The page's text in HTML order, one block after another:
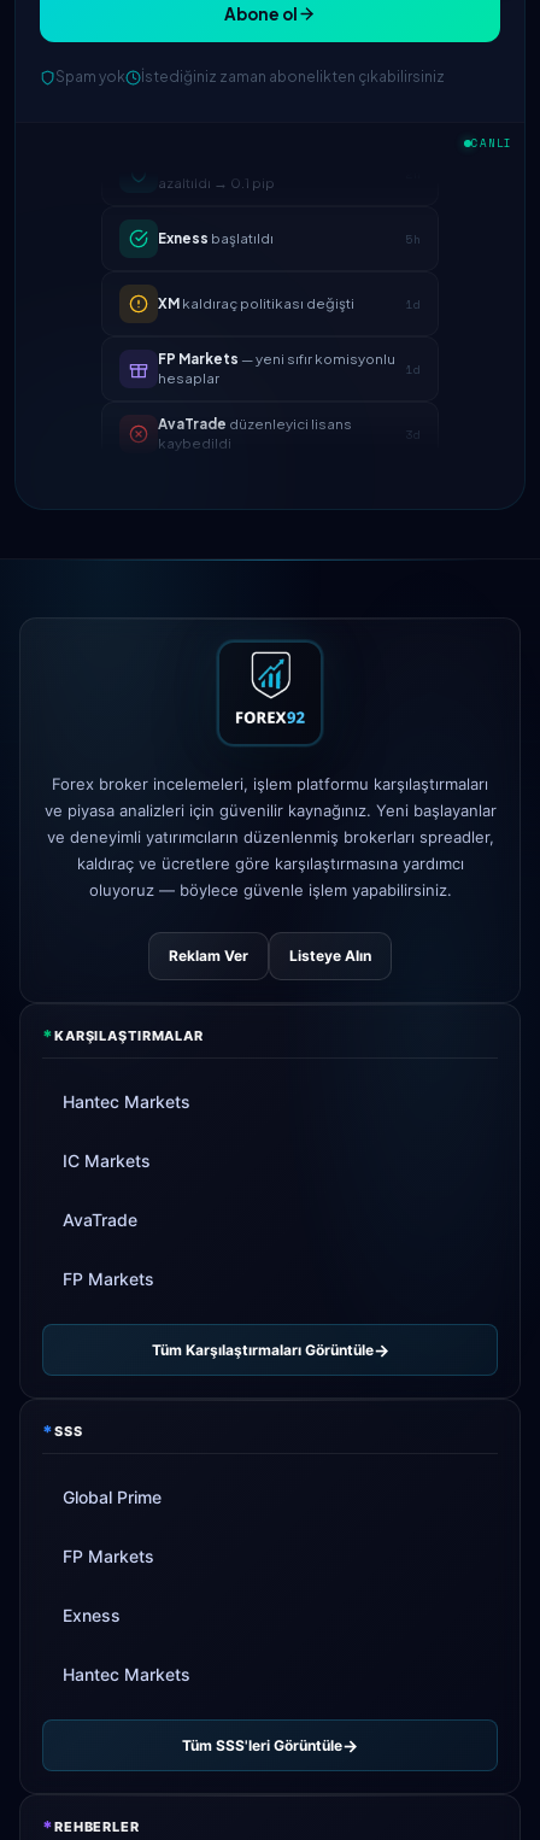
Abone ol
Spam yok İstediğiniz zaman abonelikten çıkabilirsiniz
CANLI
hesaplar
kaybedildi
kaldıraç politikası değişti
FP Markets— yeni sıfır komisyonlu
AvaTradedüzenleyici lisans
kaybedildi
3d
Tickmill para çekme hızı artık 24
4d
Forex broker incelemeleri, işlem platformu karşılaştırmaları
ve piyasa analizleri için güvenilir kaynağınız. Yeni başlayanlar
ve deneyimli yatırımcıların düzenlenmiş brokerları spreadler,
kaldıraç ve ücretlere göre karşılaştırmasına yardımcı
oluyoruz — böylece güvenle işlem yapabilirsiniz.
Reklam Ver Listeye Alın
*KARŞILAŞTIRMALAR
Hantec Markets
IC Markets
AvaTrade
FP Markets
Tüm Karşılaştırmaları Görüntüle
*SSS
Global Prime
FP Markets
Exness
Hantec Markets
Tüm SSS'leri Görüntüle
*REHBERLER